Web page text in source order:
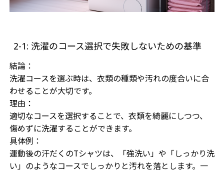
2-1: 洗濯のコース選択で失敗しないための基準
結論：
洗濯コースを選ぶ時は、衣類の種類や汚れの度合いに合
わせることが大切です。
理由：
適切なコースを選択することで、衣類を綺麗にしつつ、
傷めずに洗濯することができます。
具体例：
運動後の汗だくのTシャツは、「強洗い」や「しっかり洗
い」のようなコースでしっかりと汚れを落とします。一